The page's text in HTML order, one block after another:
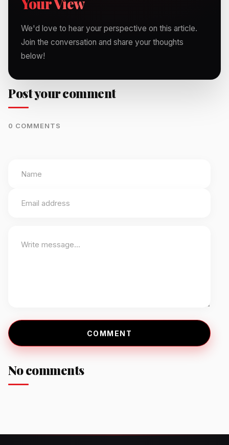
We'd love to hear your perspective on this article.
Join the conversation and share your thoughts
below!
Post your comment
0 COMMENTS
COMMENT
No comments